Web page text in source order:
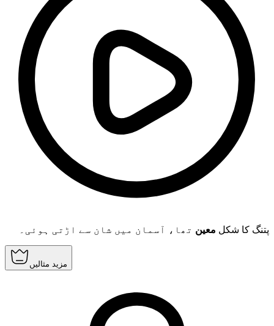
پتنگ کا شکل معین تھا، آسمان میں شان سے اڑتی ہوئی۔
مزید مثالیں